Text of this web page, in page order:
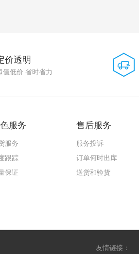
价透明
值低价 省时省力
服务
服务
跟踪
保证
售后服务
服务投诉
订单何时出库
送货和验货
友情链接：